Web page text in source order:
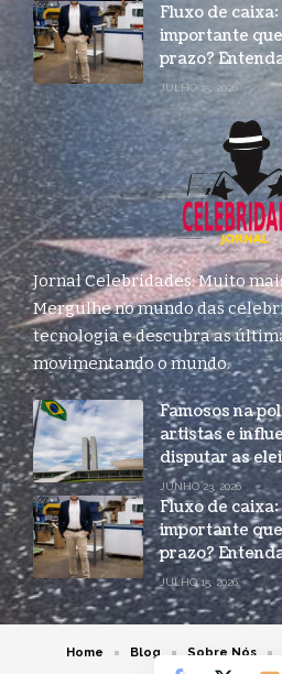
Fluxo de
importante
prazo?
JULHO 15, 2026
Jornal Celebridades: Muito
Mergulhe no mundo das
tecnologia e descubra as
movimentando o mundo.
Famosos na
artistas e
disputar as
JUNHO 23, 2026
Fluxo de
importante
prazo?
JULHO 15, 2026
Home Blog Sobre Nós